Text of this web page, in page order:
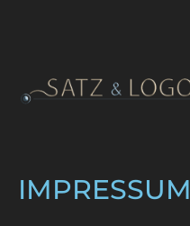
IMPRESSUM